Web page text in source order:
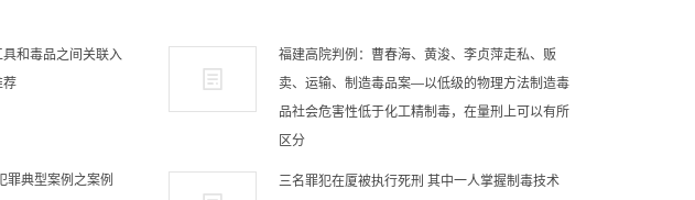
和毒品之间关联入
荐
福建高院判例：曹春海、黄浚、李贞萍走私、贩
卖、运输、制造毒品案—以低级的物理方法制造毒
品社会危害性低于化工精制毒，在量刑上可以有所
区分
罪典型案例之案例
三名罪犯在厦被执行死刑 其中一人掌握制毒技术